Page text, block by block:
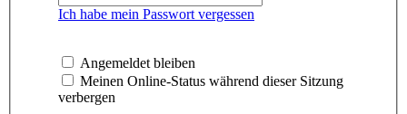
Ich habe mein Passwort vergessen
Angemeldet bleiben
Meinen Online-Status während dieser Sitzung
verbergen